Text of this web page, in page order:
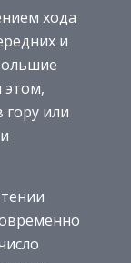
хода
и
этом,
или